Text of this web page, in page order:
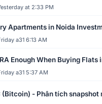
at 2:33 PM
Apartments in Noida
a31 6:13 AM
Enough When Buying Flats
a31 5:37 AM
(Bitcoin) - Phân tích